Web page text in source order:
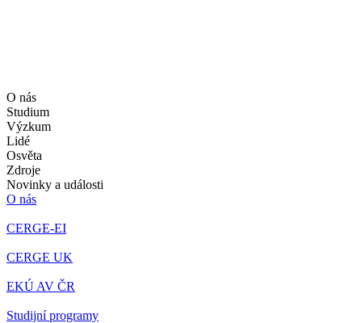
O nás
Studium
Výzkum
Lidé
Osvěta
Zdroje
Novinky a události
O nás
CERGE-EI
CERGE UK
EKÚ AV ČR
Studijní programy